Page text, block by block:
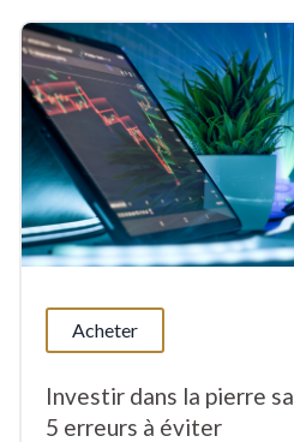
Acheter
Investir dans la pierre
5 erreurs à éviter